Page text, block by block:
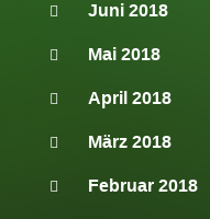
Juni 2018
Mai 2018
April 2018
März 2018
Februar 2018